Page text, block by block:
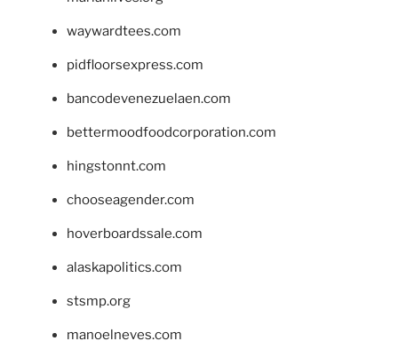
waywardtees.com
pidfloorsexpress.com
bancodevenezuelaen.com
bettermoodfoodcorporation.com
hingstonnt.com
chooseagender.com
hoverboardssale.com
alaskapolitics.com
stsmp.org
manoelneves.com